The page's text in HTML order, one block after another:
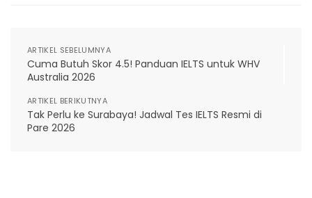
ARTIKEL SEBELUMNYA
Cuma Butuh Skor 4.5! Panduan IELTS untuk WHV
Australia 2026
ARTIKEL BERIKUTNYA
Tak Perlu ke Surabaya! Jadwal Tes IELTS Resmi di
Pare 2026